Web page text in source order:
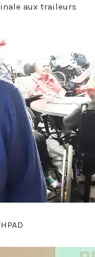
aux traileurs